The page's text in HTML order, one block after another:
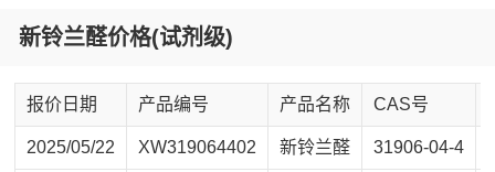
新铃兰醛价格(试剂级)
报价日期 产品编号 产品名称 CAS号
2025/05/22 XW319064402 新铃兰醛 31906-04-4